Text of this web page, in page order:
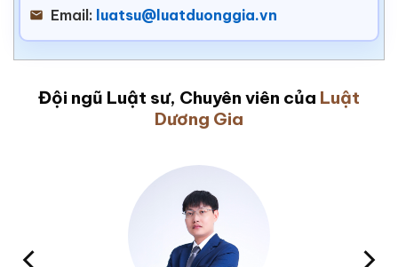
Email: luatsu@luatduonggia.vn
Đội ngũ Luật sư, Chuyên viên của Luật
Dương Gia